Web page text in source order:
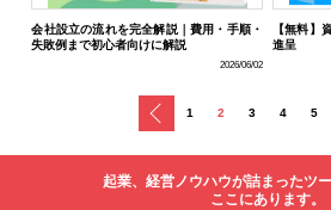
会社設立の流れを完全解説｜費用・手順・
失敗例まで初心者向けに解説
2026/06/02
【無料】
進呈
戻る
1 2 3 4 5
起業、経営ノウハウが詰まったツー
ここにあります。